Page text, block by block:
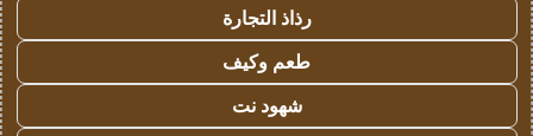
رذاذ التجارة
طعم وكيف
شهود نت